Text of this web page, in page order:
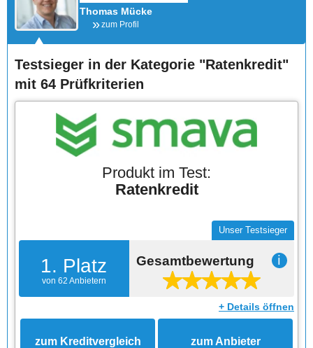
Thomas Mücke
zum Profil
Testsieger in der Kategorie "Ratenkredit"
mit 64 Prüfkriterien
Produkt im Test:
Ratenkredit
1. Platz
von 62 Anbietern
Unser Testsieger
Gesamtbewertung ℹ
+ Details öffnen
zum Kreditvergleich zum Anbieter